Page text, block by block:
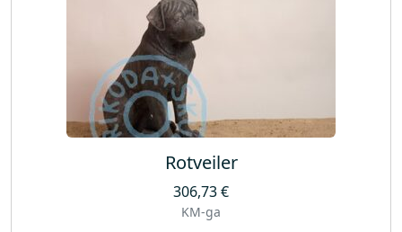
Rotveiler
306,73€
KM-ga